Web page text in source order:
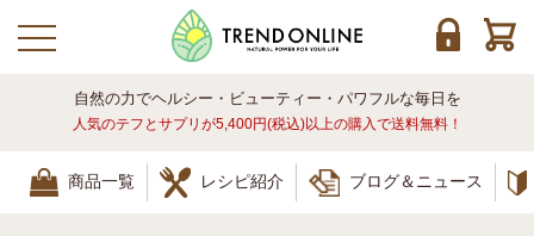
toggle navigation
自然の力でヘルシー・ビューティー・パワフルな毎日を
人気のテフとサプリが5,400円(税込)以上の購入で送料無料！
商品一覧 レシピ紹介 ブログ＆ニュース